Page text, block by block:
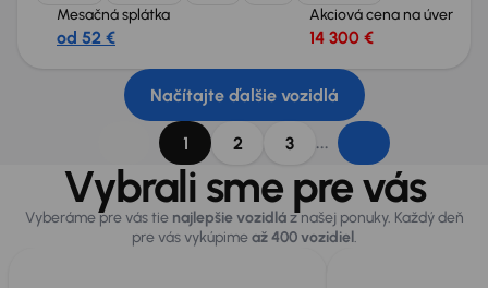
Mesačná splátka
od 52 €
Akciová cena na úver
14 300 €
Načítajte ďalšie vozidlá
1 2 3 ...
Vybrali sme pre vás
Vyberáme pre vás tie najlepšie vozidláz našej ponuky. Každý deň
pre vás vykúpimeaž 400 vozidiel.